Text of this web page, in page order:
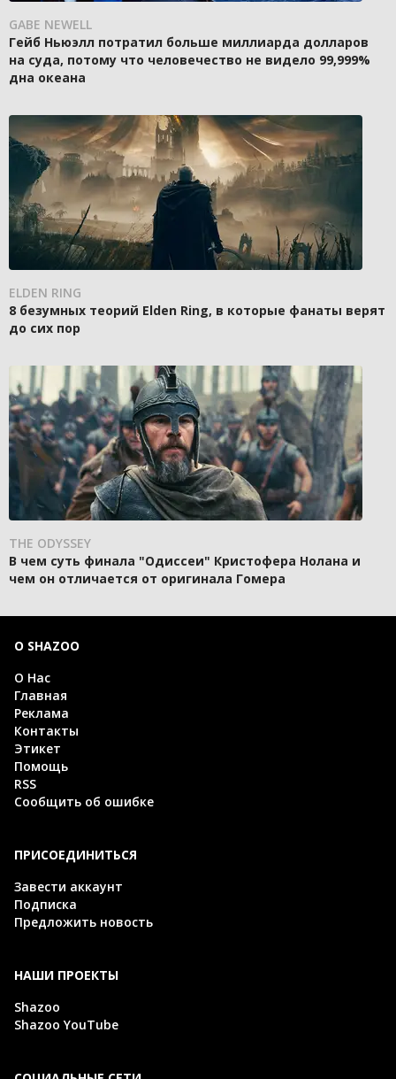
GABE NEWELL
Гейб Ньюэлл потратил больше миллиарда долларов
на суда, потому что человечество не видело 99,999%
дна океана
ELDEN RING
8 безумных теорий Elden Ring, в которые фанаты верят
до сих пор
THE ODYSSEY
В чем суть финала "Одиссеи" Кристофера Нолана и
чем он отличается от оригинала Гомера
О SHAZOO
О Нас
Главная
Реклама
Контакты
Этикет
Помощь
RSS
Сообщить об ошибке
ПРИСОЕДИНИТЬСЯ
Завести аккаунт
Подписка
Предложить новость
НАШИ ПРОЕКТЫ
Shazoo
Shazoo YouTube